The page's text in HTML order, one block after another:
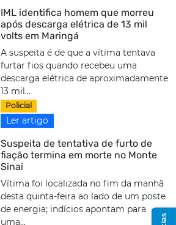
IML identifica homem que morreu
após descarga elétrica de 13 mil
volts em Maringá
A suspeita é de que a vítima tentava
furtar fios quando recebeu uma
descarga elétrica de aproximadamente
13 mil...
Policial
Ler artigo
Suspeita de tentativa de furto de
fiação termina em morte no Monte
Sinai
Vítima foi localizada no fim da manhã
desta quinta-feira ao lado de um poste
de energia; indícios apontam para
uma...